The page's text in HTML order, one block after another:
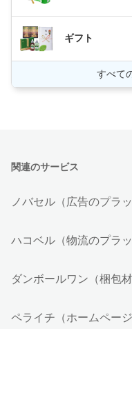
ギフト
すべて
関連のサービス
ノバセル（広告のプラ
ハコベル（物流のプラッ
ダンボールワン（梱包
ペライチ（ホームペー